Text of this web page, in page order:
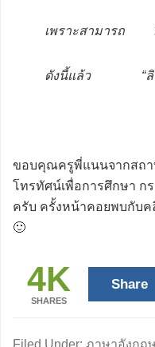
เพราะสามารถ มิ
ดังนี้แล้ว “ลิขิต
ขอบคุณครูพี่แนนจากสถา
โทรทัศน์เพื่อการศึกษา ก
ครับ ครั้งหน้าคอยพบกับค
🙂
4K
SHARES
Share
Filed Under: ภาษาอังกฤษ